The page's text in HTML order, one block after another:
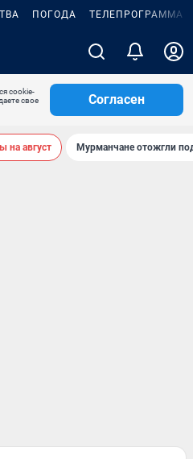
ПОГОДА ТЕЛЕПРОГРАММА
cookie-
свое
Согласен
на август Мурманчане отожгли